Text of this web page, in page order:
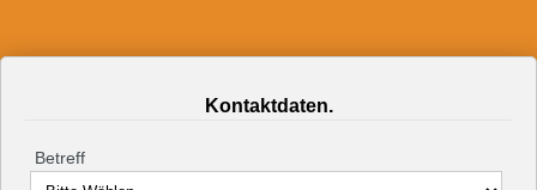
Kontaktdaten.
Betreff